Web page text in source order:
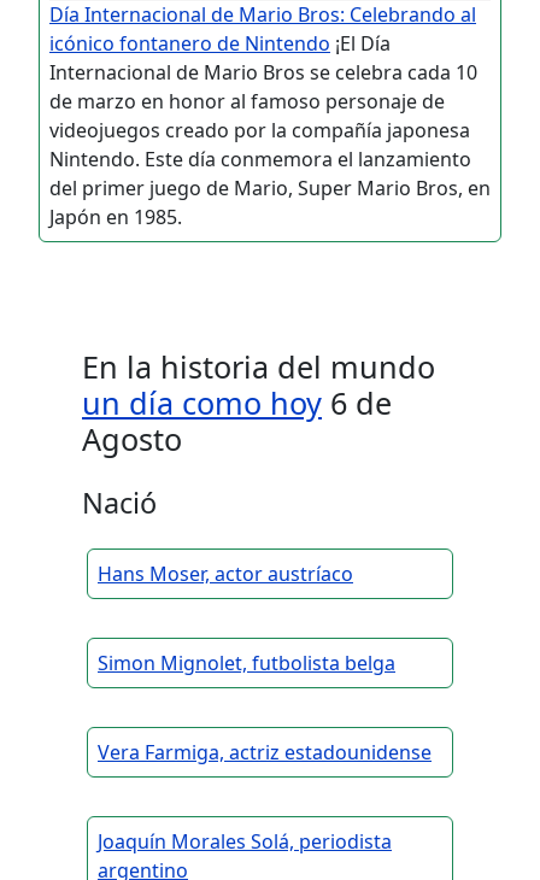
Día Internacional de Mario Bros: Celebrando al
icónico fontanero de Nintendo ¡El Día
Internacional de Mario Bros se celebra cada 10
de marzo en honor al famoso personaje de
videojuegos creado por la compañía japonesa
Nintendo. Este día conmemora el lanzamiento
del primer juego de Mario, Super Mario Bros, en
Japón en 1985.
En la historia del mundo
un día como hoy 6 de
Agosto
Nació
Hans Moser, actor austríaco
Simon Mignolet, futbolista belga
Vera Farmiga, actriz estadounidense
Joaquín Morales Solá, periodista
argentino